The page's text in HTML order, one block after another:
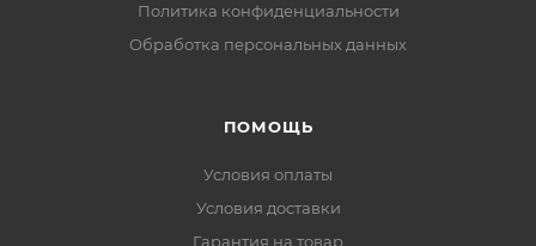
Политика конфиденциальности
Обработка персональных данных
ПОМОЩЬ
Условия оплаты
Условия доставки
Гарантия на товар